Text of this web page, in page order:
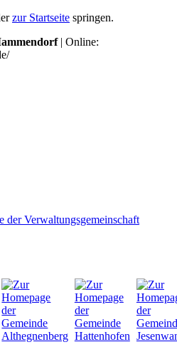
zur Startseite springen.
| Online: